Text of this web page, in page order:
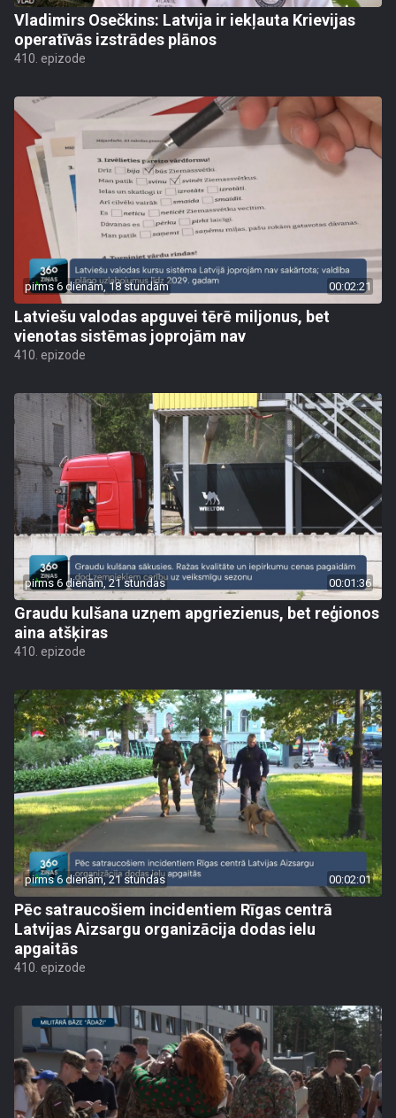
Vladimirs Osečkins: Latvija ir iekļauta Krievijas
operatīvās izstrādes plānos
410. epizode
pirms 6 dienām, 18 stundām 00:02:21
Latviešu valodas apguvei tērē miljonus, bet
vienotas sistēmas joprojām nav
410. epizode
pirms 6 dienām, 21 stundas 00:01:36
Graudu kulšana uzņem apgriezienus, bet reģionos
aina atšķiras
410. epizode
pirms 6 dienām, 21 stundas 00:02:01
Pēc satraucošiem incidentiem Rīgas centrā
Latvijas Aizsargu organizācija dodas ielu
apgaitās
410. epizode